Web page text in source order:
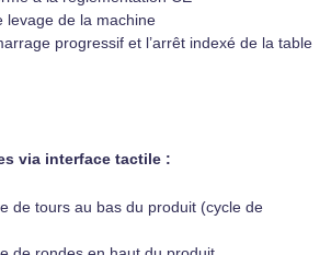
levage de la machine
progressif et l’arrêt indexé de la table
via interface tactile :
de tours au bas du produit (cycle de